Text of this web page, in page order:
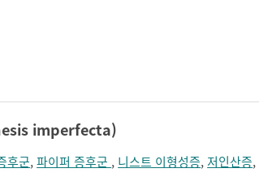
imperfecta)
후군,파이퍼 증후군 , 니스트 이형성증, 저인산증,